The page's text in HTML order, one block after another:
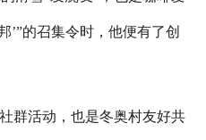
’”的召集令时，他便有了创
活动，也是冬奥村友好共